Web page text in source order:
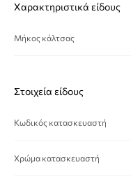
Χαρακτηριστικά είδους
Μήκος κάλτσας
Στοιχεία είδους
Κωδικός κατασκευαστή
Χρώμα κατασκευαστή